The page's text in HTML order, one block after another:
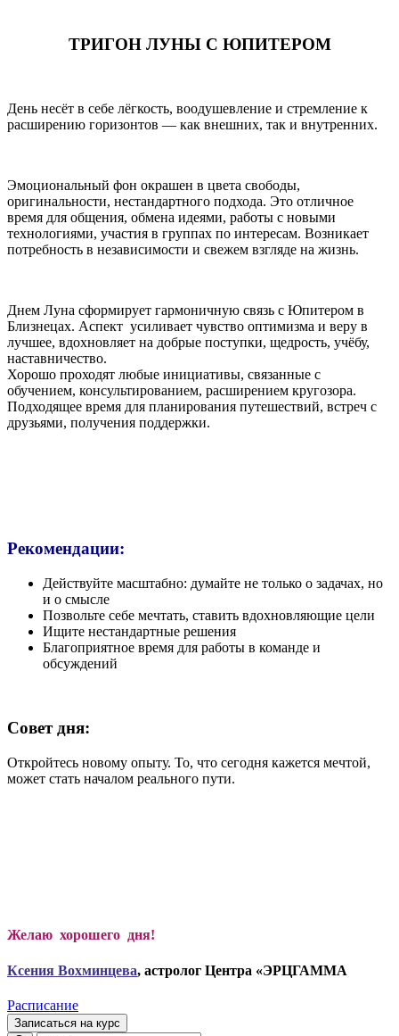
ТРИГОН ЛУНЫ С ЮПИТЕРОМ
День несёт в себе лёгкость, воодушевление и стремление к
расширению горизонтов — как внешних, так и внутренних.
Эмоциональный фон окрашен в цвета свободы,
оригинальности, нестандартного подхода. Это отличное
время для общения, обмена идеями, работы с новыми
технологиями, участия в группах по интересам. Возникает
потребность в независимости и свежем взгляде на жизнь.
Днем Луна сформирует гармоничную связь с Юпитером в
Близнецах. Аспект усиливает чувство оптимизма и веру в
лучшее, вдохновляет на добрые поступки, щедрость, учёбу,
наставничество.
Хорошо проходят любые инициативы, связанные с
обучением, консультированием, расширением кругозора.
Подходящее время для планирования путешествий, встреч с
друзьями, получения поддержки.
Рекомендации:
Действуйте масштабно: думайте не только о задачах, но
и о смысле
Позвольте себе мечтать, ставить вдохновляющие цели
Ищите нестандартные решения
Благоприятное время для работы в команде и
обсуждений
Совет дня:
Откройтесь новому опыту. То, что сегодня кажется мечтой,
может стать началом реального пути.
Желаю хорошего дня!
Ксения Вохминцева, астролог Центра «ЭРЦГАММА
Расписание
Записаться на курс